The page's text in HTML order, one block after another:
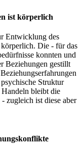
ist körperlich
Entwicklung des
Die - für das
konnten und
Beziehungen gestillt
Struktur
bleibt die
zugleich ist diese aber